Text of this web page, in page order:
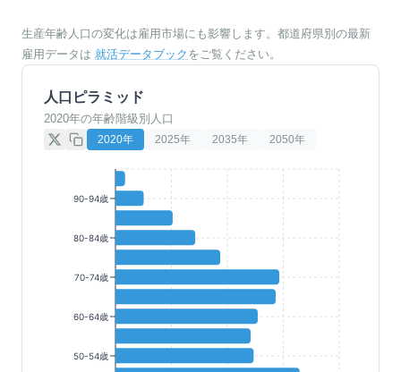
生産年齢人口の変化は雇用市場にも影響します。都道府県別の最新
雇用データは 就活データブック をご覧ください。
人口ピラミッド
2020年の年齢階級別人口
2020年 2025年 2035年 2050年
90-94歳
80-84歳
70-74歳
60-64歳
50-54歳